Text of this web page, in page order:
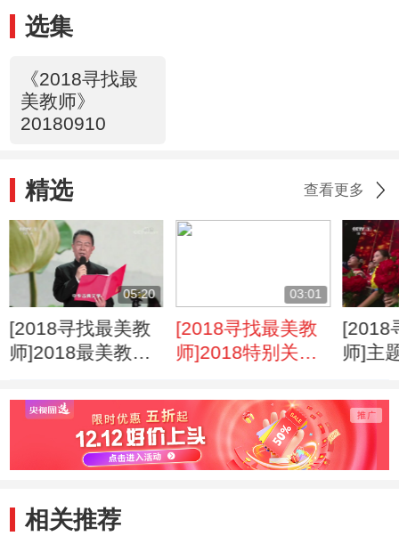
选集
《2018寻找最
美教师》
20180910
精选 查看更多
05:20
[2018寻找最美教
师]2018最美教师
03:01
[2018寻找最美教
师]2018特别关注
[2018
师]主
雅涵
相关推荐